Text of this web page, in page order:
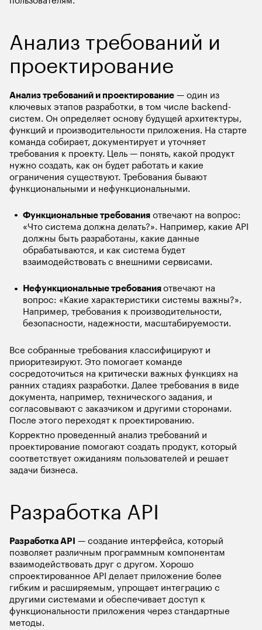
Анализ требований и
проектирование
Анализ требований и проектирование — один из
ключевых этапов разработки, в том числе backend-
систем. Он определяет основу будущей архитектуры,
функций и производительности приложения. На старте
команда собирает, документирует и уточняет
требования к проекту. Цель — понять, какой продукт
нужно создать, как он будет работать и какие
ограничения существуют. Требования бывают
функциональными и нефункциональными.
Функциональные требования отвечают на вопрос:
«Что система должна делать?». Например, какие API
должны быть разработаны, какие данные
обрабатываются, и как система будет
взаимодействовать с внешними сервисами.
Нефункциональные требования отвечают на
вопрос: «Какие характеристики системы важны?».
Например, требования к производительности,
безопасности, надежности, масштабируемости.
Все собранные требования классифицируют и
приоритезируют. Это помогает команде
сосредоточиться на критически важных функциях на
ранних стадиях разработки. Далее требования в виде
документа, например, технического задания, и
согласовывают с заказчиком и другими сторонами.
После этого переходят к проектированию.
Корректно проведенный анализ требований и
проектирование помогают создать продукт, который
соответствует ожиданиям пользователей и решает
задачи бизнеса.
Разработка API
Разработка API — создание интерфейса, который
позволяет различным программным компонентам
взаимодействовать друг с другом. Хорошо
спроектированное API делает приложение более
гибким и расширяемым, упрощает интеграцию с
другими системами и обеспечивает доступ к
функциональности приложения через стандартные
методы.